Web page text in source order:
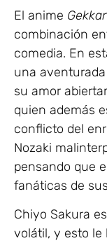
El anime
combinación
comedia. En
una
su amor
quien además
conflicto del
Nozaki
pensando que
fanáticas de
Chiyo Sakura
volátil, y esto le